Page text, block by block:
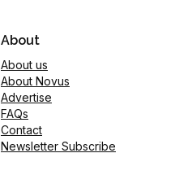
About
About us
About Novus
Advertise
FAQs
Contact
Newsletter Subscribe